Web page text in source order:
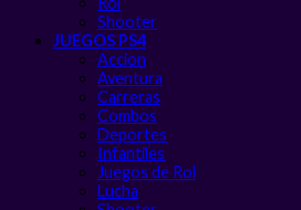
Shooter
JUEGOS PS4
Accion
Aventura
Carreras
Combos
Deportes
Infantiles
Juegos de Rol
Lucha